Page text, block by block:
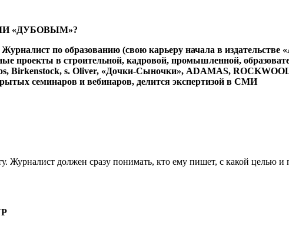
«ДУБОВЫМ»?
Журналист по образованию (свою карьеру начала в издательстве
проекты в строительной, кадровой, промышленной,
Birkenstock, s. Oliver, «Дочки-Сыночки», ADAMAS,
семинаров и вебинаров, делится экспертизой в СМИ
Журналист должен сразу понимать, кто ему пишет, с какой целью